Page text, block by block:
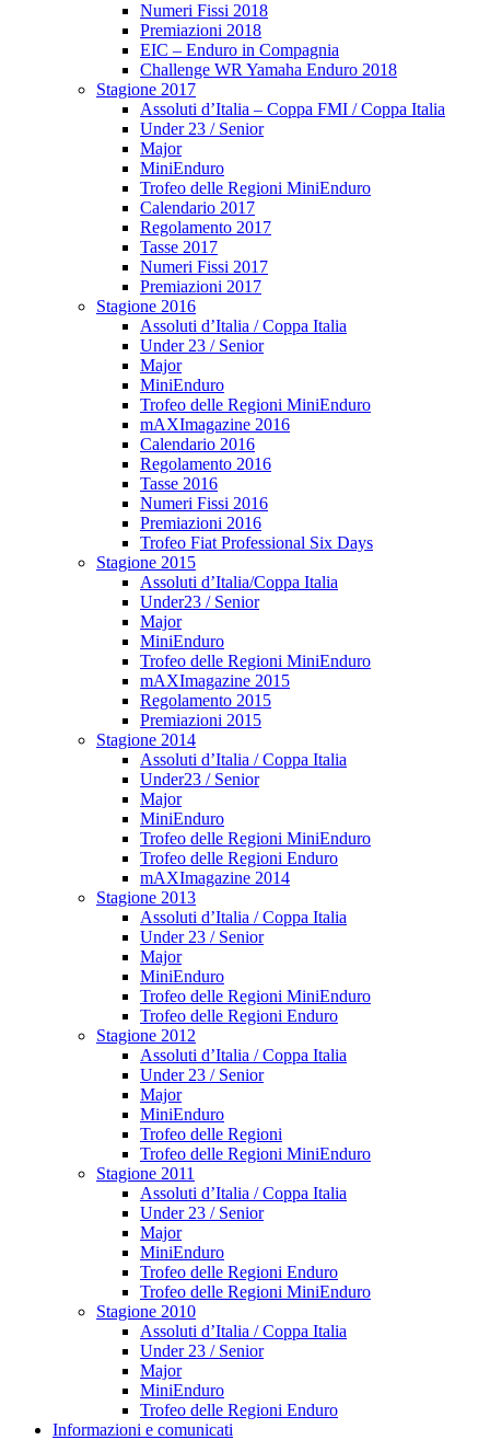
Numeri Fissi 2018
Premiazioni 2018
EIC – Enduro in Compagnia
Challenge WR Yamaha Enduro 2018
Stagione 2017
Assoluti d’Italia – Coppa FMI / Coppa Italia
Under 23 / Senior
Major
MiniEnduro
Trofeo delle Regioni MiniEnduro
Calendario 2017
Regolamento 2017
Tasse 2017
Numeri Fissi 2017
Premiazioni 2017
Stagione 2016
Assoluti d’Italia / Coppa Italia
Under 23 / Senior
Major
MiniEnduro
Trofeo delle Regioni MiniEnduro
mAXImagazine 2016
Calendario 2016
Regolamento 2016
Tasse 2016
Numeri Fissi 2016
Premiazioni 2016
Trofeo Fiat Professional Six Days
Stagione 2015
Assoluti d’Italia/Coppa Italia
Under23 / Senior
Major
MiniEnduro
Trofeo delle Regioni MiniEnduro
mAXImagazine 2015
Regolamento 2015
Premiazioni 2015
Stagione 2014
Assoluti d’Italia / Coppa Italia
Under23 / Senior
Major
MiniEnduro
Trofeo delle Regioni MiniEnduro
Trofeo delle Regioni Enduro
mAXImagazine 2014
Stagione 2013
Assoluti d’Italia / Coppa Italia
Under 23 / Senior
Major
MiniEnduro
Trofeo delle Regioni MiniEnduro
Trofeo delle Regioni Enduro
Stagione 2012
Assoluti d’Italia / Coppa Italia
Under 23 / Senior
Major
MiniEnduro
Trofeo delle Regioni
Trofeo delle Regioni MiniEnduro
Stagione 2011
Assoluti d’Italia / Coppa Italia
Under 23 / Senior
Major
MiniEnduro
Trofeo delle Regioni Enduro
Trofeo delle Regioni MiniEnduro
Stagione 2010
Assoluti d’Italia / Coppa Italia
Under 23 / Senior
Major
MiniEnduro
Trofeo delle Regioni Enduro
Informazioni e comunicati